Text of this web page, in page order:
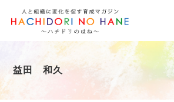
益田 和久